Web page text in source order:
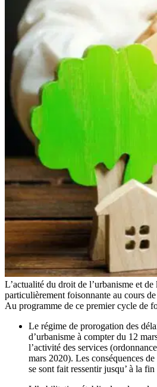
L’actualité du droit de l’urbanisme et de
particulièrement foisonnante au cours de
Au programme de ce premier cycle de
Le régime de prorogation des
d’urbanisme à compter du 12
l’activité des services
mars 2020). Les conséquences
se sont fait ressentir jusqu’ à la fin